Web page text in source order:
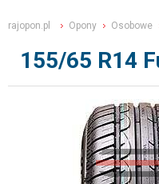
rajopon.pl Opony Osobowe
155/65 R14